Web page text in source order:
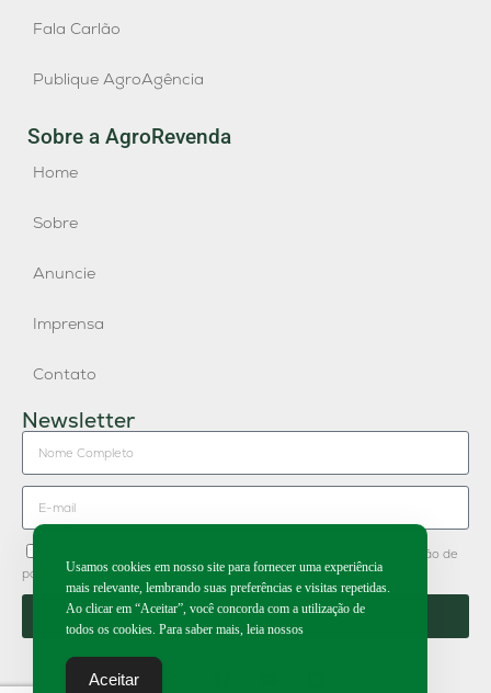
Fala Carlão
Publique AgroAgência
Sobre a AgroRevenda
Home
Sobre
Anuncie
Imprensa
Contato
Newsletter
Concordo em receber newsletter do Grupo Publique e divulgação de
parceiros.
Enviar
Usamos cookies em nosso site para fornecer uma experiência
mais relevante, lembrando suas preferências e visitas repetidas.
Ao clicar em “Aceitar”, você concorda com a utilização de
todos os cookies. Para saber mais, leia nossos
Aceitar